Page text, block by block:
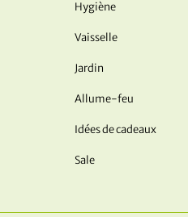
Hygiène
Vaisselle
Jardin
Allume-feu
Idées de cadeaux
Sale